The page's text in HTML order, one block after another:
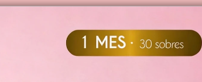
GENNUINE PARA CONSUMIDOR FINAL CONTACTO